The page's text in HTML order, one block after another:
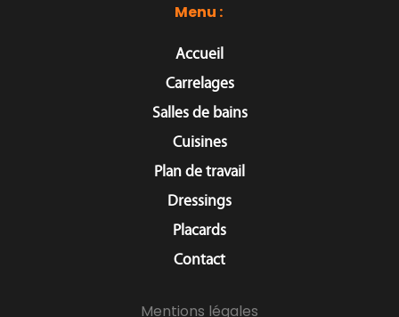
Menu :
Accueil
Carrelages
Salles de bains
Cuisines
Plan de travail
Dressings
Placards
Contact
Mentions légales